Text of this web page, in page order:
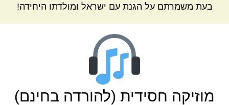
בעת משמרתם על הגנת עם ישראל ומולדתו היחידה!
מוזיקה חסידית (להורדה בחינם)